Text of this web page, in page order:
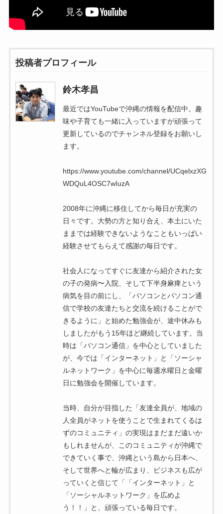
投稿者プロフィール
鈴木孝昌
最近ではYouTubeで沖縄の情報を配信中。趣
味や子育ても一緒に入っていますが頑張って
更新しているのでチャンネル登録をお願いし
ます。
https://www.youtube.com/channel/UCqelxzXG
WDQuL4OSC7wIuzA
2008年に沖縄に移住してから毎日が充実の
日々です。大勢の方と知り合え、本土にいた
ままでは経験できないようなこともいっぱい
経験させてもらえて感謝の毎日です。
社会人になってすぐに友達から紹介された女
の子の発病〜入院、そして下半身麻痺という
病気を目の前にし、「パソコンとパソコン通
信で学校の友達たちと交流を続けることがで
きるように」と始めた勉強会が、途中休みも
しましたがもう15年ほど継続しています。当
時は「パソコン通信」を中心としていました
が、今では「インターネット」と「ソーシャ
ルネットワーク」を中心に毎週水曜日と金曜
日に勉強会を開催しています。
当時、自分が目指した「友達全員が、地域の
人全員がネットを使うことで生まれてくるは
ずのコミュニティ」の実現はまだまだ遠いか
もしれませんが、このコミュニティが沖縄で
できていく事で、沖縄という島から日本へ、
そして世界へと輪が広まり、ビジネスも広が
っていくと信じて「「インターネット」と
「ソーシャルネットワーク」を広めよ
う！！」と、頑張っている毎日です。